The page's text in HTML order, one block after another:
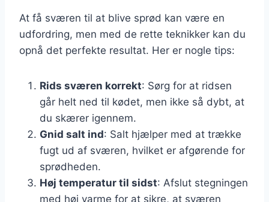
At få sværen til at blive sprød kan være en
udfordring, men med de rette teknikker kan du
opnå det perfekte resultat. Her er nogle tips:
Rids sværen korrekt: Sørg for at ridsen
går helt ned til kødet, men ikke så dybt, at
du skærer igennem.
Gnid salt ind: Salt hjælper med at trække
fugt ud af sværen, hvilket er afgørende for
sprødheden.
Høj temperatur til sidst: Afslut stegningen
med høj varme for at sikre, at sværen